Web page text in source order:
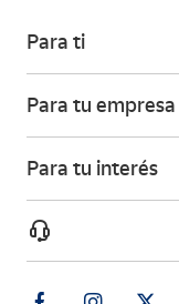
Para ti
Para tu empresa
Para tu interés